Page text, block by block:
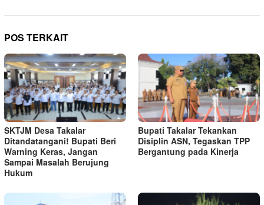
POS TERKAIT
SKTJM Desa Takalar
Ditandatangani! Bupati Beri
Warning Keras, Jangan
Sampai Masalah Berujung
Hukum
Bupati Takalar Tekankan
Disiplin ASN, Tegaskan TPP
Bergantung pada Kinerja